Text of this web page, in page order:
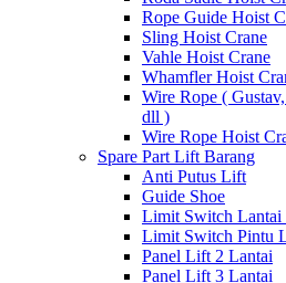
Rope Guide Hoist
Sling Hoist Crane
Vahle Hoist Crane
Whamfler Hoist
Wire Rope (
dll )
Wire Rope Hoist
Spare Part Lift Barang
Anti Putus Lift
Guide Shoe
Limit Switch
Limit Switch Pintu
Panel Lift 2 Lantai
Panel Lift 3 Lantai